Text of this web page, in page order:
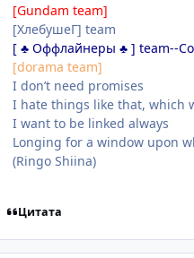
[Gundam team]
[ХлебушеГ] team
[ ♣ Оффлайнеры ♣ ] team--
[dorama team]
I don’t need promises
I hate things like that, which
I want to be linked always
Longing for a window upon
(Ringo Shiina)
Цитата